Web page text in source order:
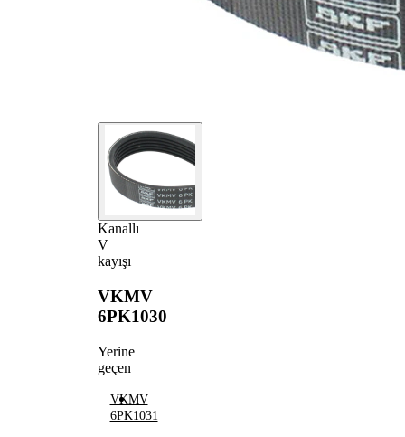
Kanallı
V
kayışı
VKMV
6PK1030
Yerine
geçen
VKMV
6PK1031